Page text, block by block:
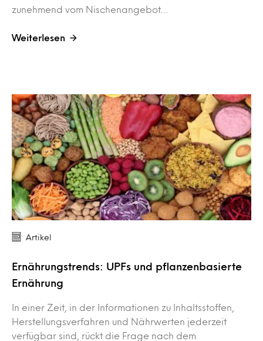
zunehmend vom Nischenangebot…
Weiterlesen
Artikel
Ernährungstrends: UPFs und pflanzenbasierte
Ernährung
In einer Zeit, in der Informationen zu Inhaltsstoffen,
Herstellungsverfahren und Nährwerten jederzeit
verfügbar sind, rückt die Frage nach dem